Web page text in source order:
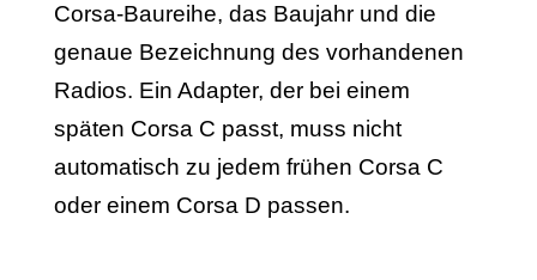
Corsa-Baureihe, das Baujahr und die
genaue Bezeichnung des vorhandenen
Radios. Ein Adapter, der bei einem
späten Corsa C passt, muss nicht
automatisch zu jedem frühen Corsa C
oder einem Corsa D passen.